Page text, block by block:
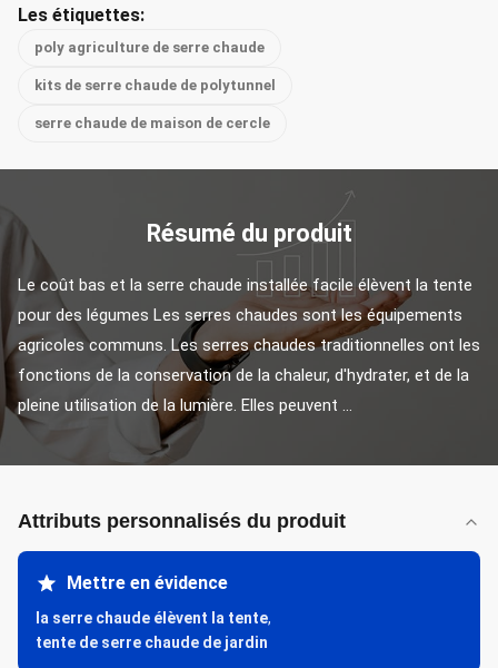
Les étiquettes:
poly agriculture de serre chaude
kits de serre chaude de polytunnel
serre chaude de maison de cercle
Résumé du produit
Le coût bas et la serre chaude installée facile élèvent la tente
pour des légumes Les serres chaudes sont les équipements
agricoles communs. Les serres chaudes traditionnelles ont les
fonctions de la conservation de la chaleur, d'hydrater, et de la
pleine utilisation de la lumière. Elles peuvent ...
Attributs personnalisés du produit
Mettre en évidence
la serre chaude élèvent la tente,
tente de serre chaude de jardin